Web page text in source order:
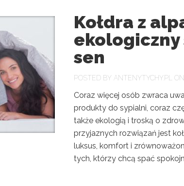
Kołdra z
ekologiczny
sen
POSTED BY ANTENYTYCHY.PL
Coraz więcej osób zwraca
produkty do sypialni, coraz
także ekologią i troską o
przyjaznych rozwiązań jest
luksus, komfort i
tych, którzy chcą spać